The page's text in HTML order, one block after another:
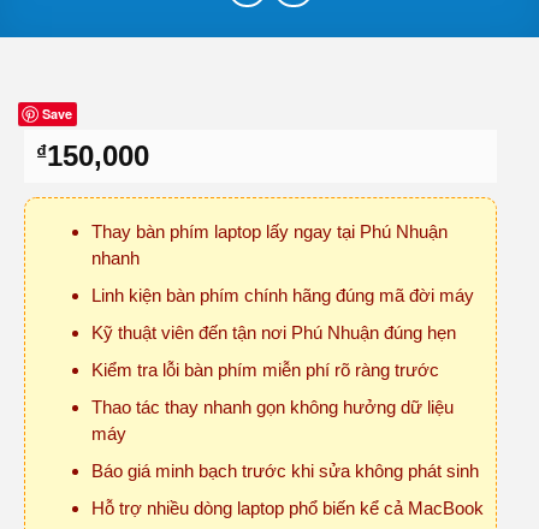
Save
₫150,000
Thay bàn phím laptop lấy ngay tại Phú Nhuận
nhanh
Linh kiện bàn phím chính hãng đúng mã đời máy
Kỹ thuật viên đến tận nơi Phú Nhuận đúng hẹn
Kiểm tra lỗi bàn phím miễn phí rõ ràng trước
Thao tác thay nhanh gọn không hưởng dữ liệu
máy
Báo giá minh bạch trước khi sửa không phát sinh
Hỗ trợ nhiều dòng laptop phổ biến kể cả MacBook